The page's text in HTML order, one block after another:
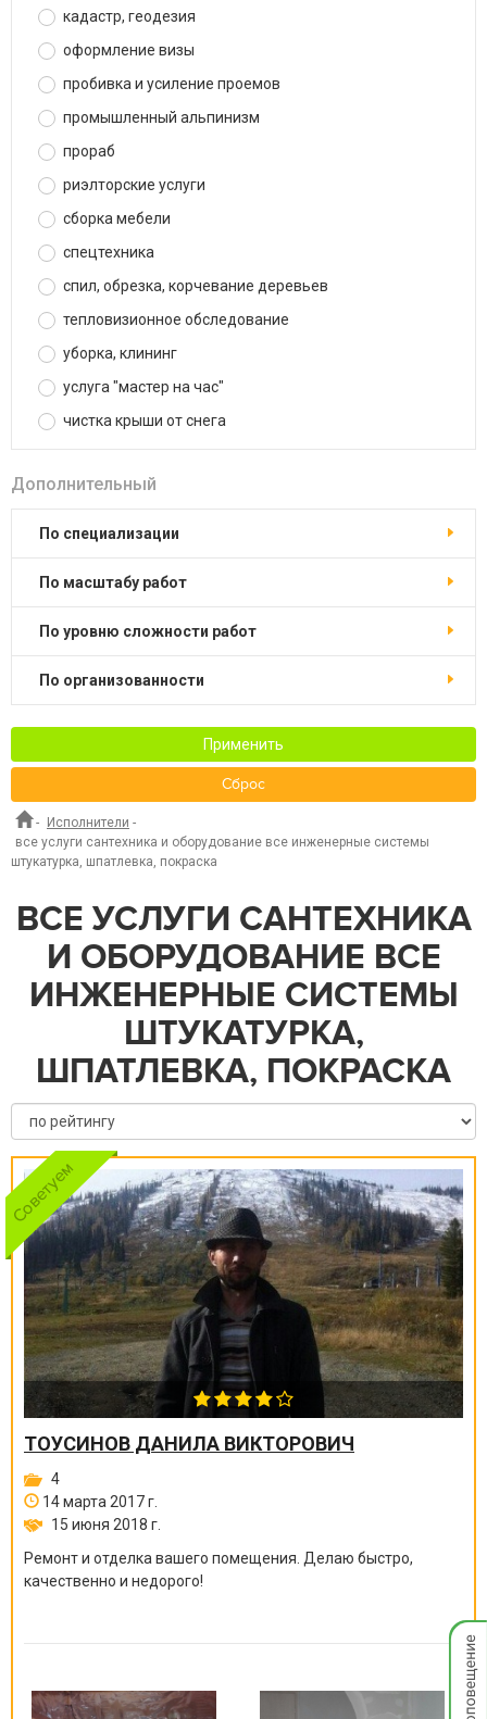
кадастр, геодезия
оформление визы
пробивка и усиление проемов
промышленный альпинизм
прораб
риэлторские услуги
сборка мебели
спецтехника
спил, обрезка, корчевание деревьев
тепловизионное обследование
уборка, клининг
услуга "мастер на час"
чистка крыши от снега
Дополнительный
по специализации
по масштабу работ
по уровню сложности работ
по организованности
Применить
Сброс
- Исполнители -
все услуги сантехника и оборудование все инженерные системы
штукатурка, шпатлевка, покраска
ВСЕ УСЛУГИ САНТЕХНИКА
И ОБОРУДОВАНИЕ ВСЕ
ИНЖЕНЕРНЫЕ СИСТЕМЫ
ШТУКАТУРКА,
ШПАТЛЕВКА, ПОКРАСКА
ТОУСИНОВ ДАНИЛА ВИКТОРОВИЧ
4
14 марта 2017 г.
15 июня 2018 г.
Ремонт и отделка вашего помещения. Делаю быстро,
качественно и недорого!